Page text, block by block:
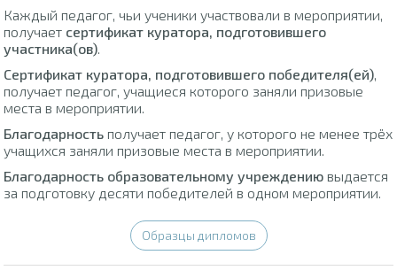
Каждый педагог, чьи ученики участвовали в мероприятии,
получает сертификат куратора, подготовившего
участника(ов)
Сертификат куратора, подготовившего победителя(ей)
получает педагог, учащиеся которого заняли призовые
места в мероприятии.
Благодарность получает педагог, у которого не менее трёх
учащихся заняли призовые места в мероприятии.
Благодарность образовательному учреждению выдается
за подготовку десяти победителей в одном мероприятии.
Образцы дипломов